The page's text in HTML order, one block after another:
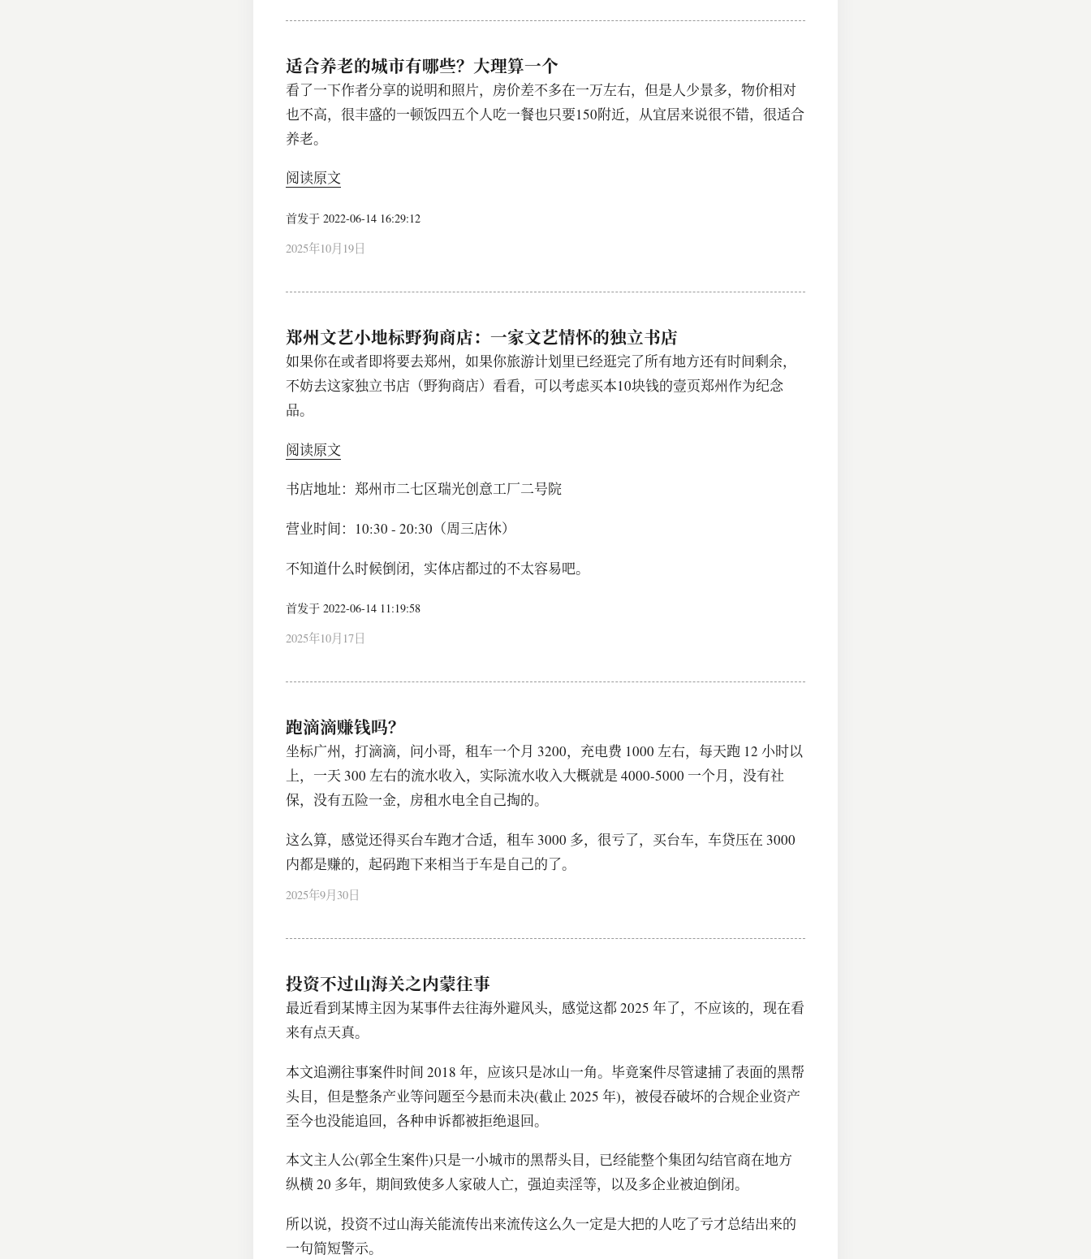
适合养老的城市有哪些？大理算一个
看了一下作者分享的说明和照片，房价差不多在一万左右，但是人少景多，物价相对
也不高，很丰盛的一顿饭四五个人吃一餐也只要150附近，从宜居来说很不错，很适合
养老。
阅读原文
首发于 2022-06-14 16:29:12
2025年10月19日
郑州文艺小地标野狗商店：一家文艺情怀的独立书店
如果你在或者即将要去郑州，如果你旅游计划里已经逛完了所有地方还有时间剩余，
不妨去这家独立书店（野狗商店）看看，可以考虑买本10块钱的壹页郑州作为纪念
品。
阅读原文
书店地址：郑州市二七区瑞光创意工厂二号院
营业时间：10:30 - 20:30（周三店休）
不知道什么时候倒闭，实体店都过的不太容易吧。
首发于 2022-06-14 11:19:58
2025年10月17日
跑滴滴赚钱吗？
坐标广州，打滴滴，问小哥，租车一个月 3200，充电费 1000 左右，每天跑 12 小时以
上，一天 300 左右的流水收入，实际流水收入大概就是 4000-5000 一个月，没有社
保，没有五险一金，房租水电全自己掏的。
这么算，感觉还得买台车跑才合适，租车 3000 多，很亏了，买台车，车贷压在 3000
内都是赚的，起码跑下来相当于车是自己的了。
2025年9月30日
投资不过山海关之内蒙往事
最近看到某博主因为某事件去往海外避风头，感觉这都 2025 年了，不应该的，现在看
来有点天真。
本文追溯往事案件时间 2018 年，应该只是冰山一角。毕竟案件尽管逮捕了表面的黑帮
头目，但是整条产业等问题至今悬而未决(截止 2025 年)，被侵吞破坏的合规企业资产
至今也没能追回，各种申诉都被拒绝退回。
本文主人公(郭全生案件)只是一小城市的黑帮头目，已经能整个集团勾结官商在地方
纵横 20 多年，期间致使多人家破人亡，强迫卖淫等，以及多企业被迫倒闭。
所以说，投资不过山海关能流传出来流传这么久一定是大把的人吃了亏才总结出来的
一句简短警示。